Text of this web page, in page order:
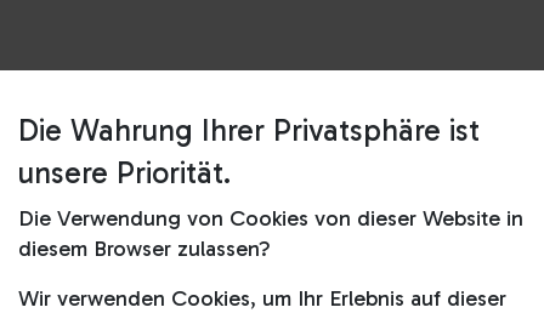
Shop
Bügeleisen
SI 5088 BK TexStyle 5 100 Jahre Edition
Dampfbügeleisen
SI 5088 BK TexStyle 5 100 Jahre
Edition Dampfbügeleisen
Die Wahrung Ihrer Privatsphäre ist
unsere Priorität.
Die Verwendung von Cookies von dieser Website in
diesem Browser zulassen?
Wir verwenden Cookies, um Ihr Erlebnis auf dieser